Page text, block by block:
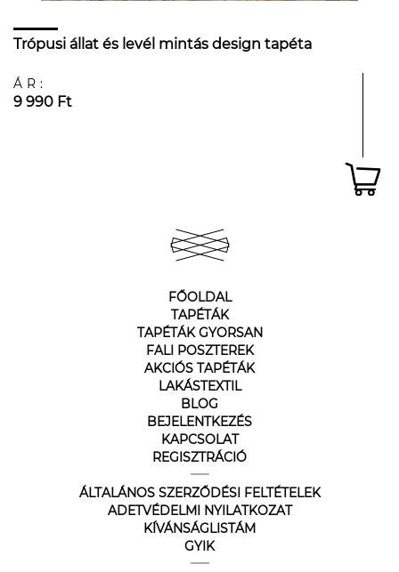
Trópusi állat és levél mintás design tapéta
ÁR:
9 990 Ft
FŐOLDAL
TAPÉTÁK
TAPÉTÁK GYORSAN
FALI POSZTEREK
AKCIÓS TAPÉTÁK
LAKÁSTEXTIL
BLOG
BEJELENTKEZÉS
KAPCSOLAT
REGISZTRÁCIÓ
ÁLTALÁNOS SZERZŐDÉSI FELTÉTELEK
ADETVÉDELMI NYILATKOZAT
KÍVÁNSÁGLISTÁM
GYIK